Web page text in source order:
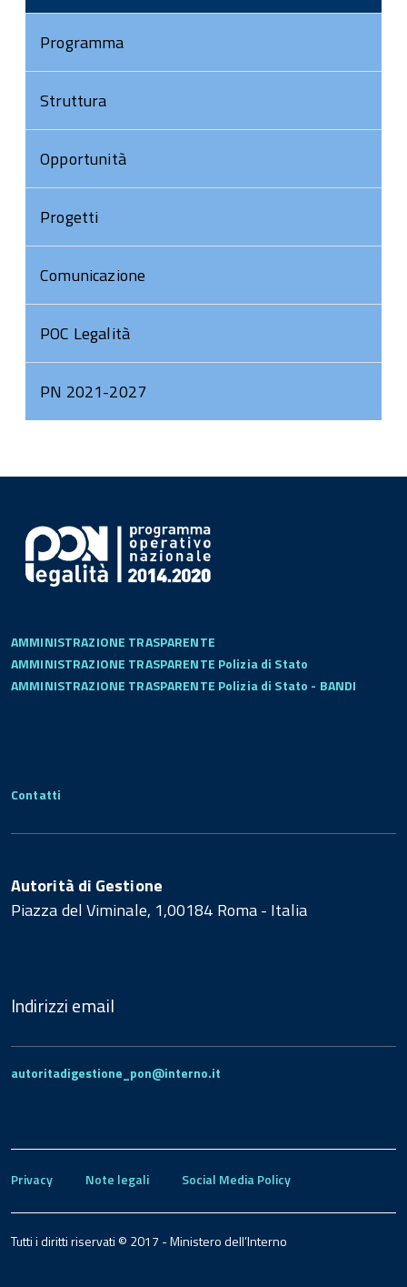
Programma
Struttura
Opportunità
Progetti
Comunicazione
POC Legalità
PN 2021-2027
AMMINISTRAZIONE TRASPARENTE
AMMINISTRAZIONE TRASPARENTE Polizia di Stato
AMMINISTRAZIONE TRASPARENTE Polizia di Stato - BANDI
Contatti
Autorità di Gestione
Piazza del Viminale, 1,00184 Roma - Italia
Indirizzi email
autoritadigestione_pon@interno.it
Privacy Note legali Social Media Policy
Tutti i diritti riservati © 2017 - Ministero dell’Interno